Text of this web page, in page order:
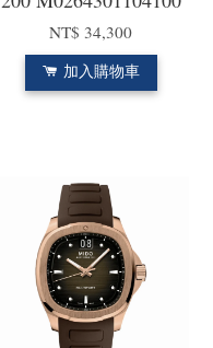
NT$ 34,300
加入購物車